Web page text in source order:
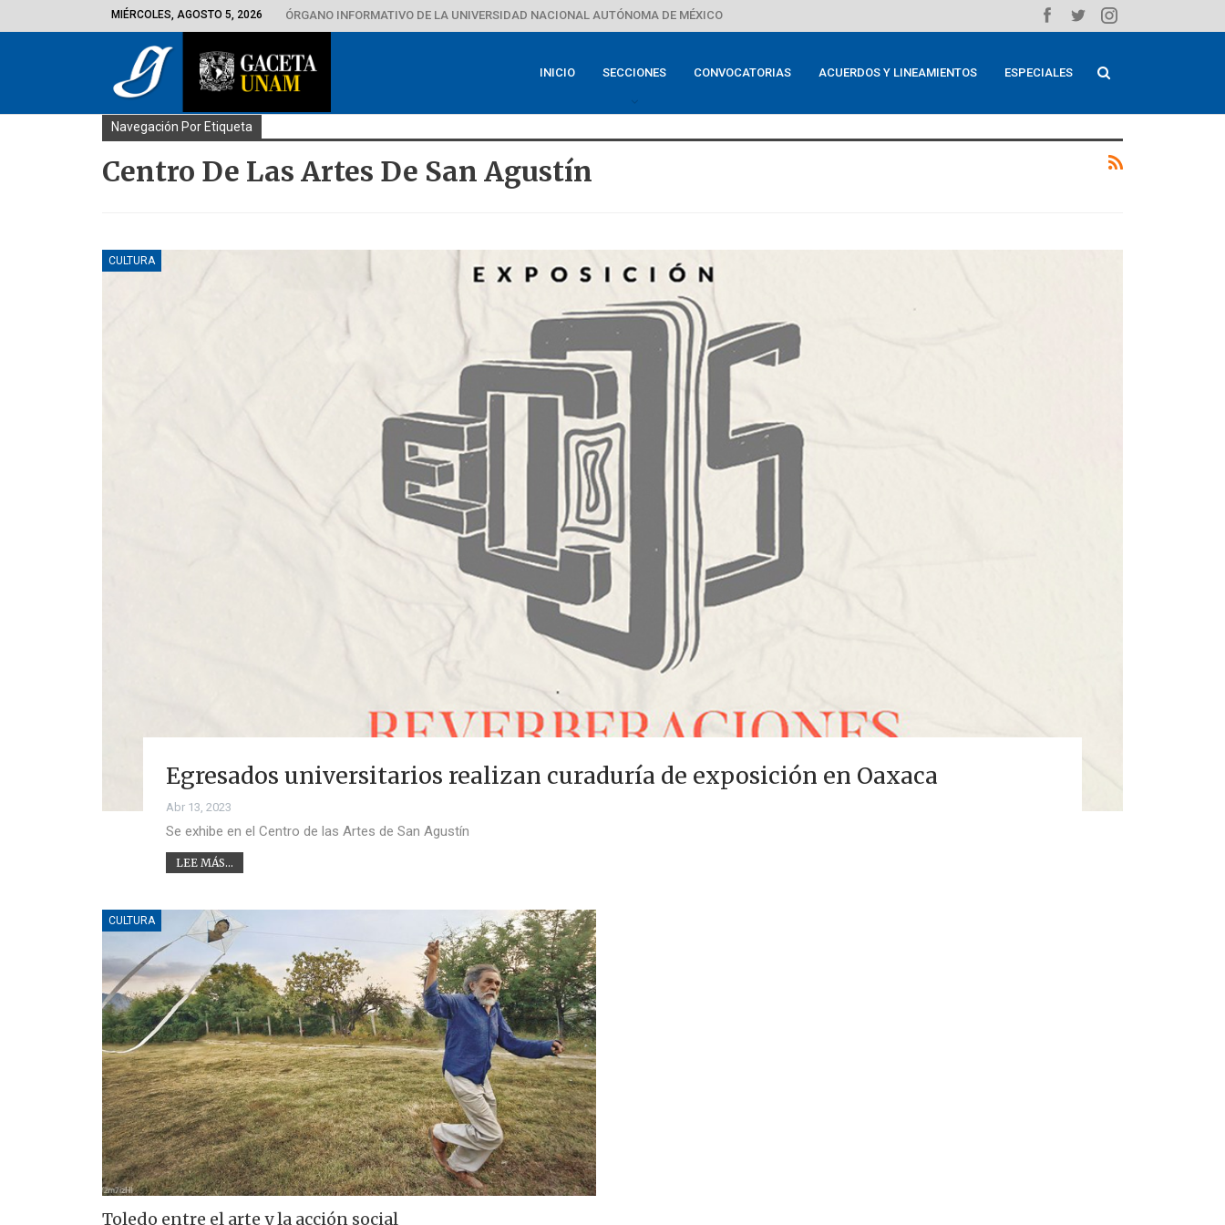
MIÉRCOLES, AGOSTO 5, 2026 ÓRGANO INFORMATIVO DE LA UNIVERSIDAD NACIONAL AUTÓNOMA DE MÉXICO
INICIO SECCIONES CONVOCATORIAS ACUERDOS Y LINEAMIENTOS ESPECIALES
Navegación Por Etiqueta
Centro De Las Artes De San Agustín
CULTURA
Egresados universitarios realizan curaduría de exposición en Oaxaca
Abr 13, 2023
Se exhibe en el Centro de las Artes de San Agustín
LEE MÁS...
CULTURA
Toledo entre el arte y la acción social